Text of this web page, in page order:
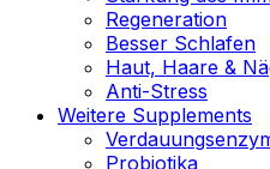
Regeneration
Besser Schlafen
Haut, Haare &
Anti-Stress
Weitere Supplements
Probiotika